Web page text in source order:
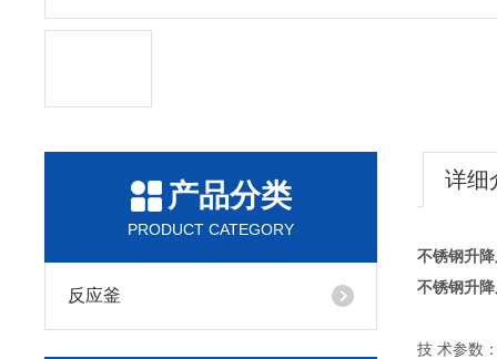
产品分类
PRODUCT CATEGORY
反应釜
详细
不锈钢升
不锈钢升
技 术参数